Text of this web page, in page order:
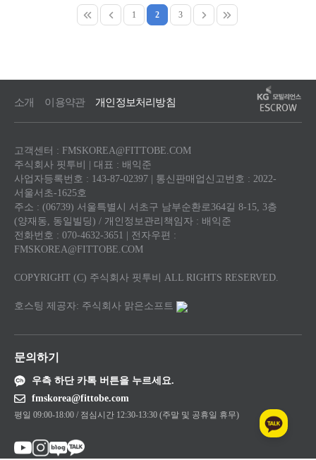
1 2 3
소개 이용약관 개인정보처리방침
고객센터 : FMSKOREA@FITTOBE.COM
주식회사 핏투비 | 대표 : 배익준
사업자등록번호 : 143-87-02397 | 통신판매업신고번호 : 2022-
서울서초-1625호
주소 : (06739) 서울특별시 서초구 남부순환로364길 8-15, 3층
(양재동, 동일빌딩) / 개인정보관리책임자 : 배익준
전화번호 : 070-4632-3651 | 전자우편 :
FMSKOREA@FITTOBE.COM
COPYRIGHT (C) 주식회사 핏투비 ALL RIGHTS RESERVED.
호스팅 제공자: 주식회사 맑은소프트
문의하기
우측 하단 카톡 버튼을 누르세요.
fmskorea@fittobe.com
평일 09:00-18:00 / 점심시간 12:30-13:30 (주말 및 공휴일 휴무)